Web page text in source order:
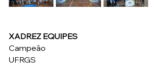
XADREZ EQUIPES
Campeão
UFRGS